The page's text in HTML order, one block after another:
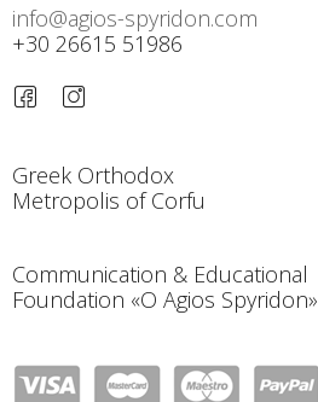
info@agios-spyridon.com
+30 26615 51986
Greek Orthodox
Metropolis of Corfu
Communication & Educational
Foundation «O Agios Spyridon»